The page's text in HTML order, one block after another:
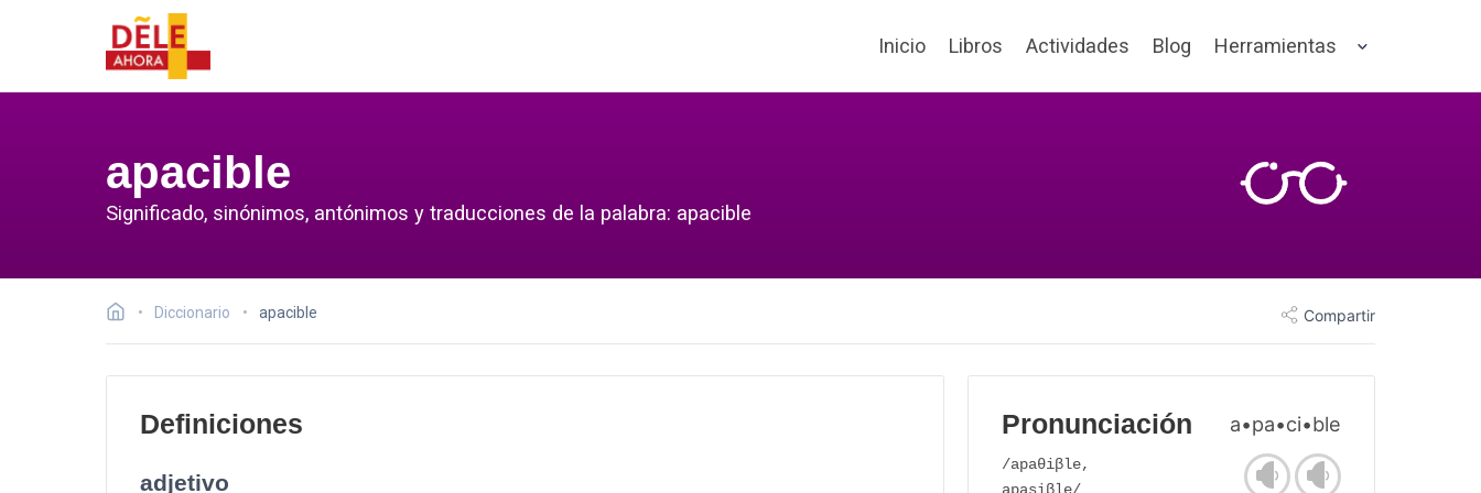
Inicio Libros Actividades Blog Herramientas
apacible
Significado, sinónimos, antónimos y traducciones de la palabra: apacible
Diccionario apacible Compartir
Definiciones
adjetivo
Pronunciación a•pa•ci•ble
/apaθiβle,